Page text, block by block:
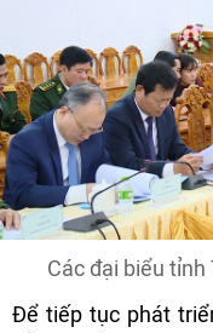
Các đại biểu
Để tiếp tục phát